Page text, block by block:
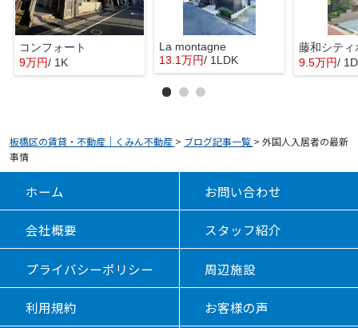
コンフォート
9万円/ 1K
La montagne
13.1万円/ 1LDK 9.5万円/
板橋区の賃貸・不動産｜くみん不動産 > ブログ記事一覧 > 外国人入居者の最新
事情
ホーム お問い合わせ
会社概要 スタッフ紹介
プライバシーポリシー 周辺施設
利用規約 お客様の声